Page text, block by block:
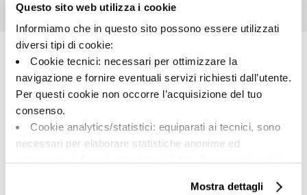
Questo sito web utilizza i cookie
Informiamo che in questo sito possono essere utilizzati
diversi tipi di cookie:
Cookie tecnici: necessari per ottimizzare la
navigazione e fornire eventuali servizi richiesti dall’utente.
Per questi cookie non occorre l’acquisizione del tuo
consenso.
Cookie analytics/statistici: equiparati ai tecnici, sono
necessari per elaborare statistiche anonime ed
Cookie di profilazione/marketing: sono utilizzati, solo
Mostra dettagli
Share:
Via Vittorio Veneto, 13 - 40026 Imola (BO)